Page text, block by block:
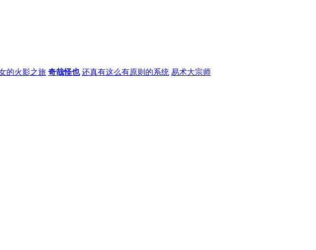
的火影之旅 奇哉怪也 还真有这么有原则的系统 易术大宗师